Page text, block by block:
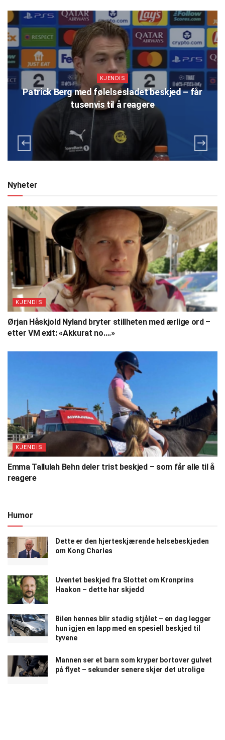
KJENDIS
Patrick Berg med følelsesladet beskjed – får
tusenvis til å reagere
Nyheter
KJENDIS
Ørjan Håskjold Nyland bryter stillheten med ærlige ord –
etter VM exit: «Akkurat no….»
KJENDIS
Emma Tallulah Behn deler trist beskjed – som får alle til å
reagere
Humor
Dette er den hjerteskjærende helsebeskjeden
om Kong Charles
Uventet beskjed fra Slottet om Kronprins
Haakon – dette har skjedd
Bilen hennes blir stadig stjålet – en dag legger
hun igjen en lapp med en spesiell beskjed til
tyvene
Mannen ser et barn som kryper bortover gulvet
på flyet – sekunder senere skjer det utrolige